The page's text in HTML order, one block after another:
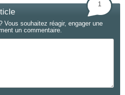
1
souhaitez réagir, engager une
un commentaire.